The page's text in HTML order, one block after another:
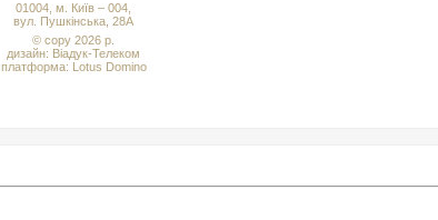
01004, м. Київ – 004,
вул. Пушкінська, 28А
© copy 2026 р.
дизайн: Віадук-Телеком
платформа: Lotus Domino